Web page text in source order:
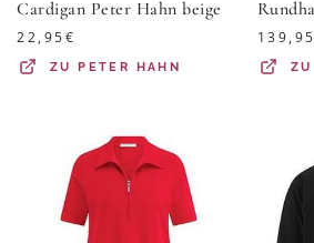
Cardigan Peter Hahn beige
22,95€
ZU PETER HAHN
139,95
ZU